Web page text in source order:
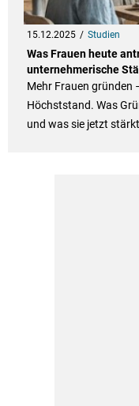
15.12.2025 Studien
Was Frauen heute
unternehmerische
Mehr Frauen gründen
Höchststand. Was
und was sie jetzt